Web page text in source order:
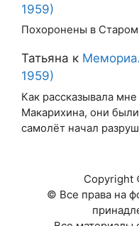
1959)
Похоронены в
Татьяна к
1959)
Как рассказывала
Макарихина, они
самолёт начал
Copyright
© Все права на